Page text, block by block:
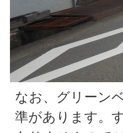
なお、グリーン
準があります。